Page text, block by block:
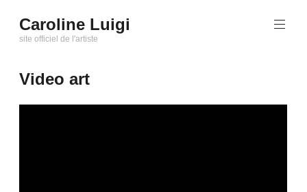
au
contenu
Caroline Luigi
site officiel de l'artiste
Video art